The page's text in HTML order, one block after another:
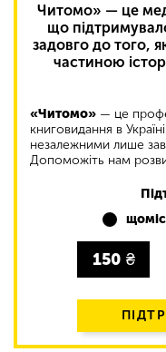
Читомо» — це
що
задовго до того,
частиною
«Читомо» — це
книговидання в
незалежними лише
Допоможіть нам
150 ₴